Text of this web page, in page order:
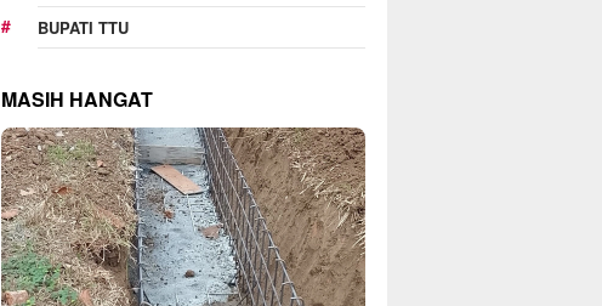
RAT Koperasi Jasa Widyani
Sejahtera Institut Perbanas,
BUPATI TTU
MASIH HANGAT